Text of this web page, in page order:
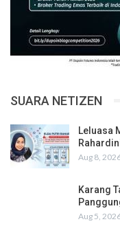
SUARA NETIZEN
Leluasa
Aug 8,
Karang
Aug 5,